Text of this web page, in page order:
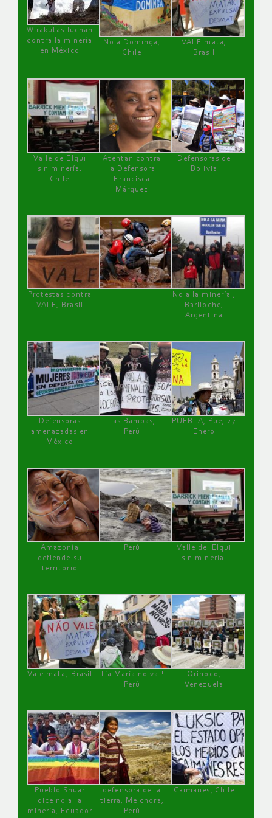
Wirakutas luchan
contra la minería
en México
No a Dominga,
Chile
VALE mata,
Brasil
Valle de Elqui
sin minería.
Chile
Atentan contra
la Defensora
Francisca
Márquez
Defensoras de
Bolivia
Protestas contra
VALE, Brasil
No a la minería ,
Bariloche,
Argentina
Defensoras
amenazadas en
México
Las Bambas,
Perú
PUEBLA, Pue, 27
Enero
Amazonía
defiende su
territorio
Perú
Valle del Elqui
sin minería.
Vale mata, Brasil
Tía María no va !
Perú
Orinoco,
Venezuela
Pueblo Shuar
dice no a la
minería, Ecuador
defensora de la
tierra, Melchora,
Perú
Caimanes, Chile